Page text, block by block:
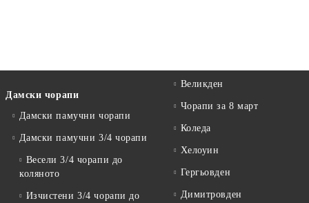
Дамски чорапи
Дамски памучни чорапи
Дамски памучни 3/4 чорапи
Весели 3/4 чорапи до
коляното
Изчистени 3/4 чорапи до
Великден
Чорапи за 8 март
Коледа
Хелоуин
Гергьовден
Димитровден